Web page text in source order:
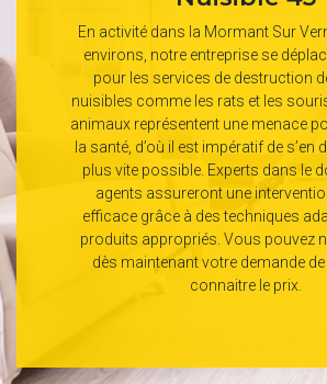
En activité dans la Mormant Sur
environs, notre entreprise se
pour les services de destruction
nuisibles comme les rats et les
animaux représentent une menace
la santé, d’où il est impératif de s’en
plus vite possible. Experts dans le
agents assureront une
efficace grâce à des techniques
produits appropriés. Vous pouvez
dès maintenant votre demande
connaitre le prix.